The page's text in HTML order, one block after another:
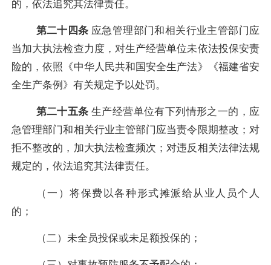
的，依法追究其法律责任。
第二十四条 应急管理部门和相关行业主管部门应
当加大执法检查力度，对生产经营单位未依法投保安责
险的，依照《中华人民共和国安全生产法》《福建省安
全生产条例》有关规定予以处罚。
第二十五条 生产经营单位有下列情形之一的，应
急管理部门和相关行业主管部门应当责令限期整改；对
拒不整改的，加大执法检查频次；对违反相关法律法规
规定的，依法追究其法律责任。
（一 ）将保费以各种形式摊派给从业人员个人
的；
（ 二 ） 未全员投保或未足额投保的；